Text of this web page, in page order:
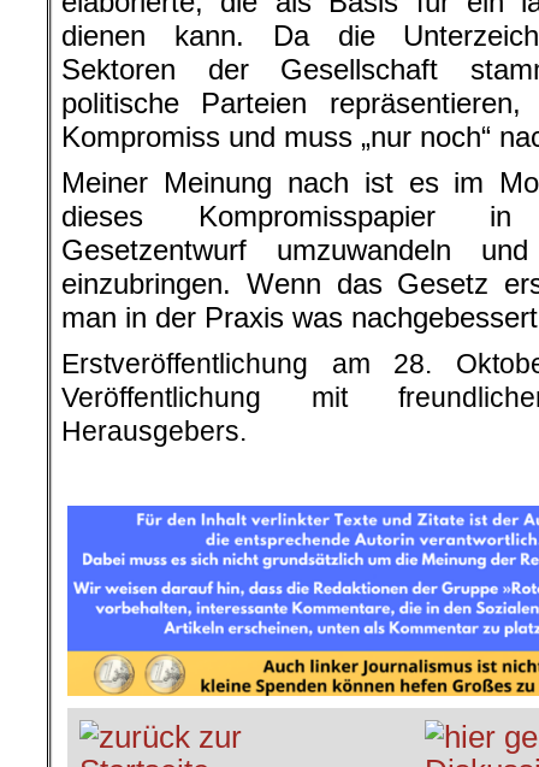
dienen kann. Da die
Sektoren der Gesellschaft
politische Parteien
Kompromiss und muss „nur noch“
Meiner Meinung nach ist es im
dieses Kompromisspapier
Gesetzentwurf umzuwandeln
einzubringen. Wenn das Gesetz
man in der Praxis was
Erstveröffentlichung am 28.
Veröffentlichung mit
Herausgebers.